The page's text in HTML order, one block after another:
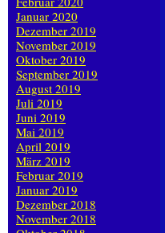
Januar 2020
Dezember 2019
November 2019
Oktober 2019
September 2019
August 2019
Juli 2019
Juni 2019
Mai 2019
April 2019
März 2019
Februar 2019
Januar 2019
Dezember 2018
November 2018